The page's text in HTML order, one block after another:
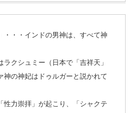
・・・インドの男神は、すべて神
クシュミー（日本で「吉祥天」
神の神妃はドゥルガーと説かれて
性力崇拝」が起こり、「シャクテ